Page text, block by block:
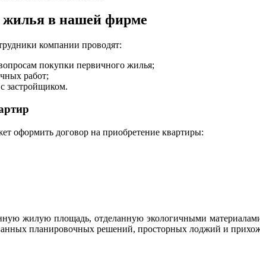
жилья в нашей фирме
компании проводят:
покупки первичного жилья;
работ;
застройщиком.
оформить договор на приобретение квартиры:
жилую площадь, отделанную экологичными
планировочных решений, просторных лоджий и